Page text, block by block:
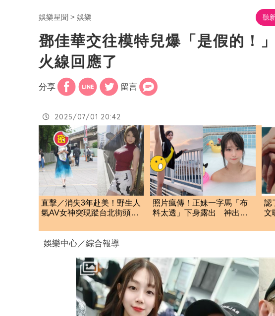
娛樂星聞 娛樂 聽
鄧佳華交往模特兒爆「是假的！
火線回應了
分享 留言
2025/07/01 20:42
直擊／消失3年赴美！野生人
氣AV女神突現蹤台北街頭
照片瘋傳！正妹一字馬「布
料太透」下身露出 神出本
認
文
娛樂中心／綜合報導